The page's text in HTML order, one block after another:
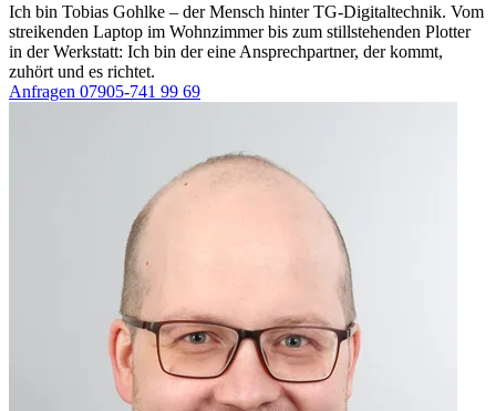
Ich bin Tobias Gohlke – der Mensch hinter TG-Digitaltechnik. Vom
streikenden Laptop im Wohnzimmer bis zum stillstehenden Plotter
in der Werkstatt: Ich bin der eine Ansprechpartner, der kommt,
zuhört und es richtet.
Anfragen 07905-741 99 69